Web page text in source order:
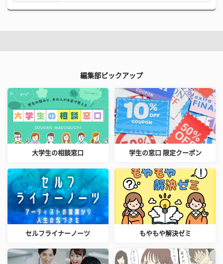
編集部ピックアップ
大学生の相談窓口 学生の窓口 限定クーポン
セルフライナーノーツ もやもや解決ゼミ